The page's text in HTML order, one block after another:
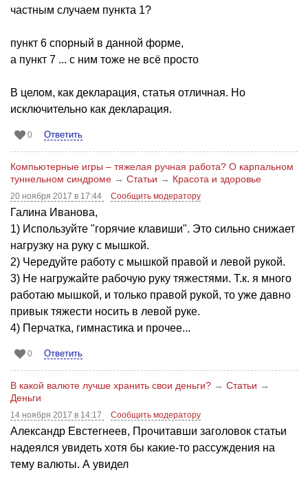
частным случаем пункта 1?
пункт 6 спорный в данной форме,
а пункт 7 ... с ним тоже не всё просто
В целом, как декларация, статья отличная. Но
исключительно как декларация.
0 Ответить
Компьютерные игры – тяжелая ручная работа? О карпальном
туннельном синдроме → Статьи → Красота и здоровье
20 ноября 2017 в 17:44 Сообщить модератору
Галина Иванова,
1) Используйте "горячие клавиши". Это сильно снижает
нагрузку на руку с мышкой.
2) Чередуйте работу с мышкой правой и левой рукой.
3) Не нагружайте рабочую руку тяжестями. Т.к. я много
работаю мышкой, и только правой рукой, то уже давно
привык тяжести носить в левой руке.
4) Перчатка, гимнастика и прочее...
0 Ответить
В какой валюте лучше хранить свои деньги? → Статьи →
Деньги
14 ноября 2017 в 14:17 Сообщить модератору
Александр Евстегнеев, Прочитавши заголовок статьи
надеялся увидеть хотя бы какие-то рассуждения на
тему валюты. А увидел